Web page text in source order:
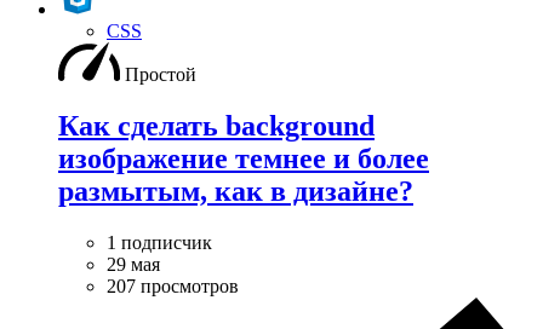
CSS
Простой
Как сделать background
изображение темнее и более
размытым, как в дизайне?
1 подписчик
29 мая
207 просмотров